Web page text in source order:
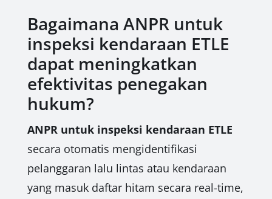
Bagaimana ANPR untuk
inspeksi kendaraan ETLE
dapat meningkatkan
efektivitas penegakan
hukum?
ANPR untuk inspeksi kendaraan ETLE
secara otomatis mengidentifikasi
pelanggaran lalu lintas atau kendaraan
yang masuk daftar hitam secara real-time,